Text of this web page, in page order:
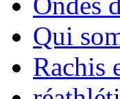
Qui
Rachis